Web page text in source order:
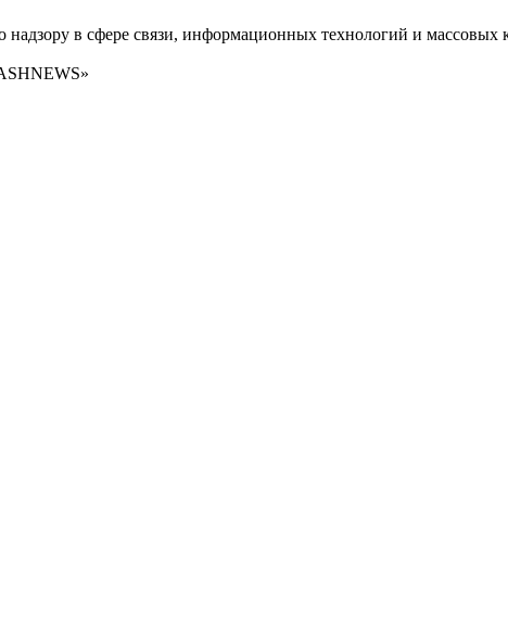
в сфере связи, информационных технологий и массовых